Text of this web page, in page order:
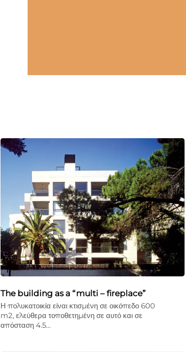
The building as a “multi – fireplace”
Η πολυκατοικία είναι κτισμένη σε οικόπεδο 600
m2, ελεύθερα τοποθετημένη σε αυτό και σε
απόσταση 4.5…